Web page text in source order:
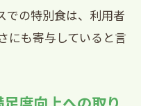
節のメニュー
食事体験の場
る施設の取り組み
での特別食は、利用者
にも寄与していると言